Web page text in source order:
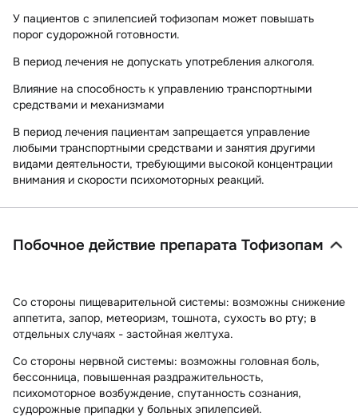
У пациентов с эпилепсией тофизопам может повышать
порог судорожной готовности.
В период лечения не допускать употребления алкоголя.
Влияние на способность к управлению транспортными
средствами и механизмами
В период лечения пациентам запрещается управление
любыми транспортными средствами и занятия другими
видами деятельности, требующими высокой концентрации
внимания и скорости психомоторных реакций.
Побочное действие препарата Тофизопам
Со стороны пищеварительной системы: возможны снижение
аппетита, запор, метеоризм, тошнота, сухость во рту; в
отдельных случаях - застойная желтуха.
Со стороны нервной системы: возможны головная боль,
бессонница, повышенная раздражительность,
психомоторное возбуждение, спутанность сознания,
судорожные припадки у больных эпилепсией.